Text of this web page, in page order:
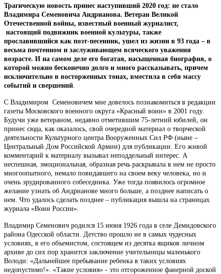
Трагическую новость принес наступивший 2020 год: не стало
Владимира Семеновича Андрианова. Ветеран Великой
Отечественной войны, известный военный журналист,
настоящий подвижник военной культуры, также
прославившийся как поэт-песенник, ушел из жизни в 93 года – в
весьма почтенном и заслуживающем всяческого уважения
возрасте. И на самом деле его богатая, насыщенная биография, о
которой можно бесконечно долго и много рассказывать, причем
исключительно в восторженных тонах, вместила в себя массу
событий и свершений
С Владимиром Семеновичем мне довелось познакомиться в редакции
газеты Московского военного округа «Красный воин» в 2001 году.
Будучи уже ветераном, недавно отметившим 75-летний юбилей, он
принес сюда, как оказалось, свой очередной материал о творческой
деятельности Культурного центра Вооруженных Сил РФ (ныне –
Центральный Дом Российской Армии) для публикации. Его живой
комментарий к материалу вызывал неподдельный интерес. А
неспешная, эмоциональная, образная речь раскрывала в нем не просто
многоопытного, немало повидавшего на своем веку человека, но и
очень эрудированного собеседника. Уже тогда появилось огромное
желание узнать об Андрианове много больше, а позднее написать о
нем. Что удалось сделать позднее – публикация вышла на страницах
журнала «Воин России».
Владимир Семенович родился 15 июня 1926 года в селе Демидовского
района Одесской области. Детство прошло не в самых чудесных
условиях, в его объемистом, состоящем из десятка ящиков личном
архиве до сих пор хранится заключение учительницы маленького
Володи: «Дальнейшее пребывание ребенка в таких условиях
недопустимо!». «Такие условия» - это отгороженное фанерной доской